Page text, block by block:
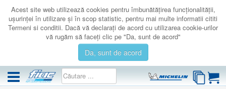
Acest site web utilizează cookies pentru îmbunătăţirea funcţionalităţii,
uşurinţei în utilizare şi în scop statistic, pentru mai multe informatii cititi
Termeni si conditii. Dacă vă declaraţi de acord cu utilizarea cookie-urilor
vă rugăm să faceţi clic pe "Da, sunt de acord"
Da, sunt de acord